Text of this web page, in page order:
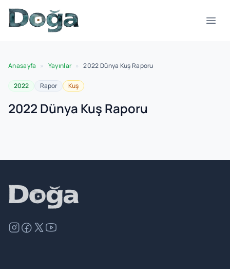
İçeriğe geç
Anasayfa » Yayınlar » 2022 Dünya Kuş Raporu
2022 Rapor Kuş
2022 Dünya Kuş Raporu